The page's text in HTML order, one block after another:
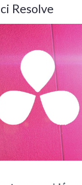
Resolve